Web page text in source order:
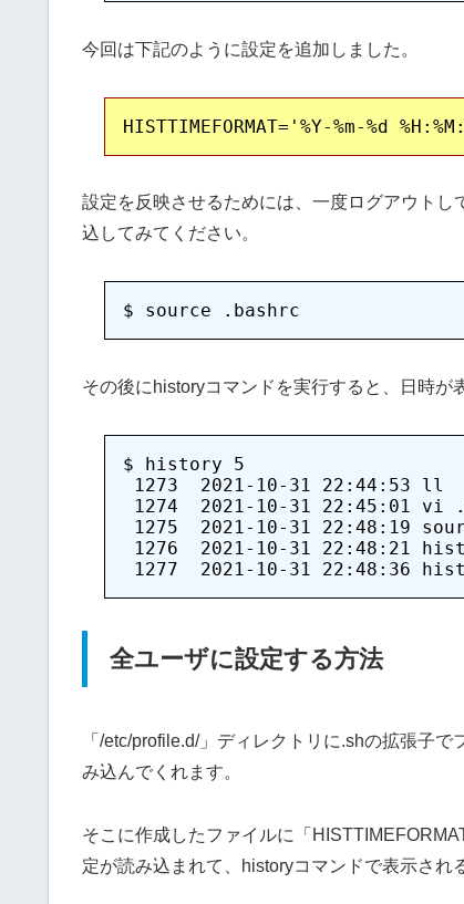
今回は下記のように設定を追加しました。
設定を反映させるためには、一度ログアウト
込してみてください。
その後にhistoryコマンドを実行すると、日時が
$ history 5
1273  2021-10-31 22:44:53 ll
1274  2021-10-31 22:45:01 vi
1275  2021-10-31 22:48:19
1276  2021-10-31 22:48:21
全ユーザに設定する方法
「/etc/profile.d/」ディレクトリに.shの拡張子
み込んでくれます。
そこに作成したファイルに「
定が読み込まれて、historyコマンドで表示され